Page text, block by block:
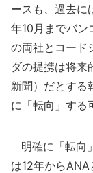
ースも、過去に
年10月までバ
の両社とコード
ダの提携は将来
新聞）だとする
に「転向」する
明確に「転向
は12年から